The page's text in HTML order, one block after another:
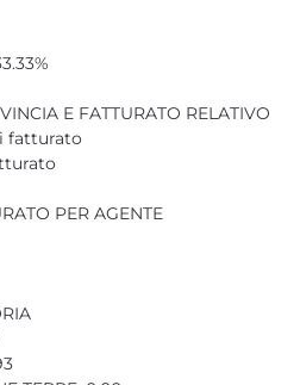
E FATTURATO RELATIVO
fatturato
PER AGENTE